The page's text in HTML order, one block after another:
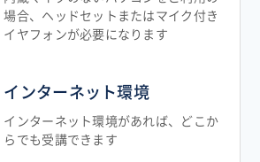
場合、ヘッドセットまたはマイク付き
イヤフォンが必要になります
インターネット環境
インターネット環境があれば、どこか
らでも受講できます